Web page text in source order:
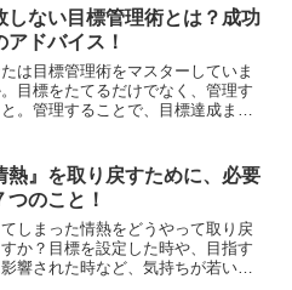
だといっても間違いではないでし
心の中にある目標や願望をかなえ
ができれば多くを手に入れること
ますし、また自信も高まりま...
しない目標管理術とは？成功
アドバイス！
は目標管理術をマスターしていま
目標をたてるだけでなく、管理す
。管理することで、目標達成まで
より効率よく目標達成までの道筋を
ることができるとあって、目標管理
気のテクニックのひとつです。し
その目標管理術を実際に上手く...
熱』を取り戻すために、必要
つのこと！
しまった情熱をどうやって取り戻
すか？目標を設定した時や、目指す
影響された時など、気持ちが若い時